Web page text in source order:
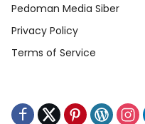
Pedoman Media Siber
Privacy Policy
Terms of Service